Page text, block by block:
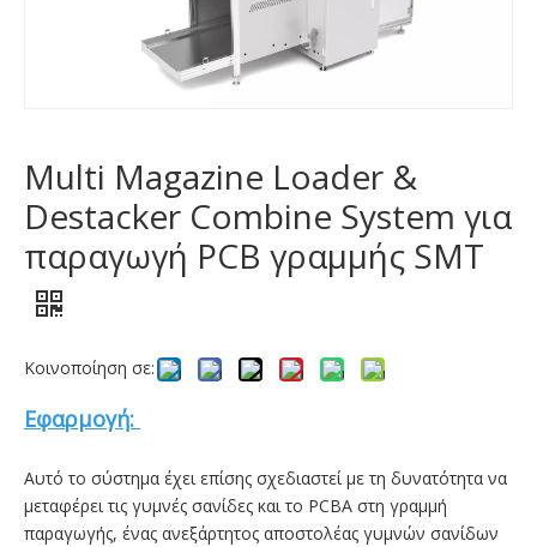
Multi Magazine Loader &
Destacker Combine System για
παραγωγή PCB γραμμής SMT
Κοινοποίηση σε:
Εφαρμογή:
Αυτό το σύστημα έχει επίσης σχεδιαστεί με τη δυνατότητα να
μεταφέρει τις γυμνές σανίδες και το PCBA στη γραμμή
παραγωγής, ένας ανεξάρτητος αποστολέας γυμνών σανίδων